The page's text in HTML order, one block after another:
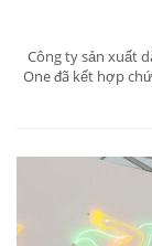
Công ty sản xuất
One đã kết hợp